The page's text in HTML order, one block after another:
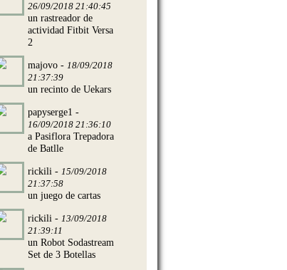
26/09/2018 21:40:45
un rastreador de
actividad Fitbit Versa
2
majovo - 18/09/2018
21:37:39
un recinto de Uekars
papyserge1 -
16/09/2018 21:36:10
a Pasiflora Trepadora
de Batlle
rickili - 15/09/2018
21:37:58
un juego de cartas
rickili - 13/09/2018
21:39:11
un Robot Sodastream
Set de 3 Botellas